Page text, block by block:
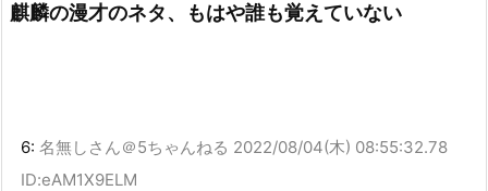
麒麟の漫才のネタ、もはや誰も覚えていない
6: 名無しさん＠5ちゃんねる 2022/08/04(木) 08:55:32.78
ID:eAM1X9ELM